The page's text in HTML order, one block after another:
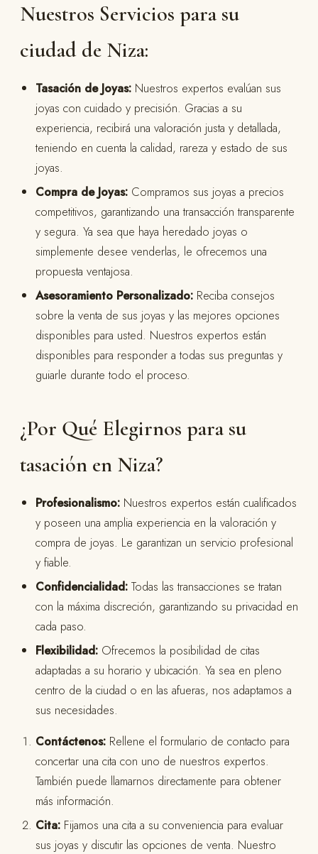
Nuestros Servicios para su
ciudad de Niza:
Tasación de Joyas: Nuestros expertos evalúan sus
joyas con cuidado y precisión. Gracias a su
experiencia, recibirá una valoración justa y detallada,
teniendo en cuenta la calidad, rareza y estado de sus
joyas.
Compra de Joyas: Compramos sus joyas a precios
competitivos, garantizando una transacción transparente
y segura. Ya sea que haya heredado joyas o
simplemente desee venderlas, le ofrecemos una
propuesta ventajosa.
Asesoramiento Personalizado: Reciba consejos
sobre la venta de sus joyas y las mejores opciones
disponibles para usted. Nuestros expertos están
disponibles para responder a todas sus preguntas y
guiarle durante todo el proceso.
¿Por Qué Elegirnos para su
tasación en Niza?
Profesionalismo: Nuestros expertos están cualificados
y poseen una amplia experiencia en la valoración y
compra de joyas. Le garantizan un servicio profesional
y fiable.
Confidencialidad: Todas las transacciones se tratan
con la máxima discreción, garantizando su privacidad en
cada paso.
Flexibilidad: Ofrecemos la posibilidad de citas
adaptadas a su horario y ubicación. Ya sea en pleno
centro de la ciudad o en las afueras, nos adaptamos a
sus necesidades.
Contáctenos: Rellene el formulario de contacto para
concertar una cita con uno de nuestros expertos.
También puede llamarnos directamente para obtener
más información.
Cita: Fijamos una cita a su conveniencia para evaluar
sus joyas y discutir las opciones de venta. Nuestro